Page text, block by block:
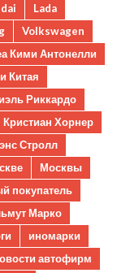
Lada
Volkswagen
Кими Антонелли
Китая
Риккардо
Кристиан Хорнер
Стролл
Москвы
покупатель
Марко
иномарки
автофирм